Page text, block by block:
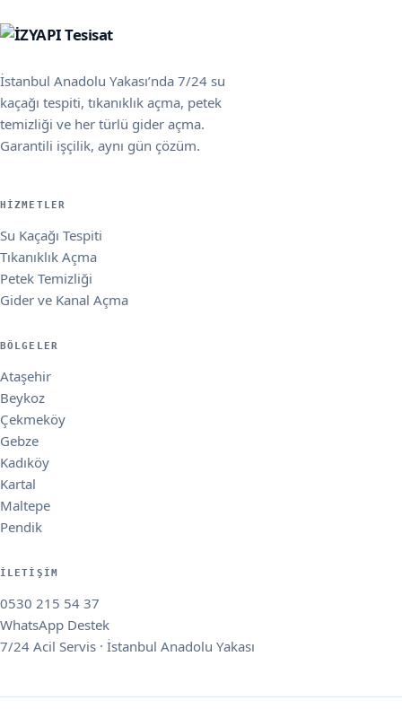
İstanbul Anadolu Yakası’nda 7/24 su
kaçağı tespiti, tıkanıklık açma, petek
temizliği ve her türlü gider açma.
Garantili işçilik, aynı gün çözüm.
HIZMETLER
Su Kaçağı Tespiti
Tıkanıklık Açma
Petek Temizliği
Gider ve Kanal Açma
BÖLGELER
Ataşehir
Beykoz
Çekmeköy
Gebze
Kadıköy
Kartal
Maltepe
Pendik
İLETIŞIM
0530 215 54 37
WhatsApp Destek
7/24 Acil Servis · İstanbul Anadolu Yakası